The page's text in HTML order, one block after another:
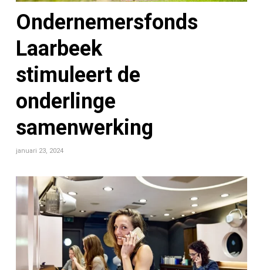
Ondernemersfonds
Laarbeek
stimuleert de
onderlinge
samenwerking
januari 23, 2024